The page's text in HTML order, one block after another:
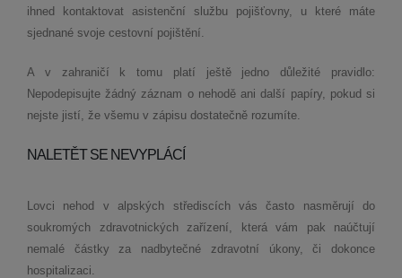
ihned kontaktovat asistenční službu pojišťovny, u které máte
sjednané svoje cestovní pojištění.
A v zahraničí k tomu platí ještě jedno důležité pravidlo:
Nepodepisujte žádný záznam o nehodě ani další papíry, pokud si
nejste jistí, že všemu v zápisu dostatečně rozumíte.
NALETĚT SE NEVYPLÁCÍ
Lovci nehod v alpských střediscích vás často nasměrují do
soukromých zdravotnických zařízení, která vám pak naúčtují
nemalé částky za nadbytečné zdravotní úkony, či dokonce
hospitalizaci.